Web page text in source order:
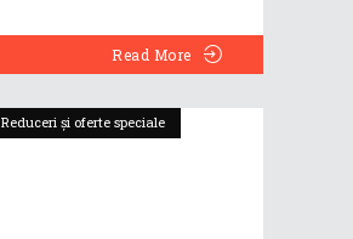
Read More
Reduceri și oferte speciale